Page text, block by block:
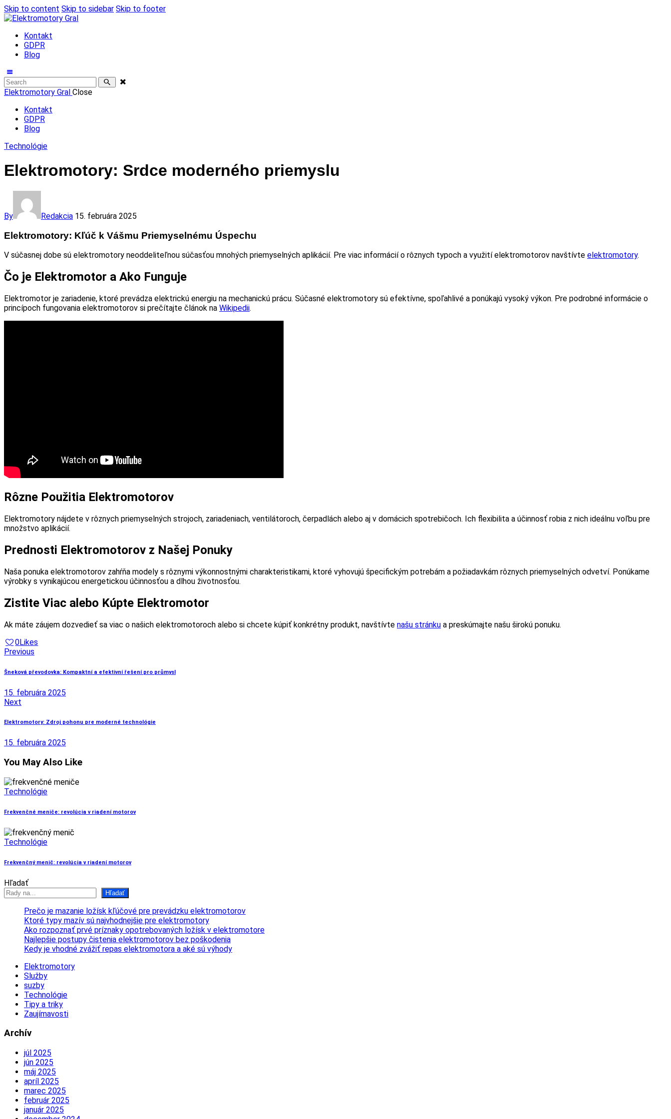
Skip to content Skip to sidebar Skip to footer
Kontakt
GDPR
Blog
Elektromotory Gral Close
Kontakt
GDPR
Blog
Technológie
Elektromotory: Srdce moderného priemyslu
By Redakcia 15. februára 2025
Elektromotory: Kľúč k Vášmu Priemyselnému Úspechu
V súčasnej dobe sú elektromotory neoddeliteľnou súčasťou mnohých priemyselných aplikácií. Pre viac informácií o rôznych typoch a využití elektromotorov navštívte elektromotory.
Čo je Elektromotor a Ako Funguje
Elektromotor je zariadenie, ktoré prevádza elektrickú energiu na mechanickú prácu. Súčasné elektromotory sú efektívne, spoľahlivé a ponúkajú vysoký výkon. Pre podrobné informácie o
princípoch fungovania elektromotorov si prečítajte článok na Wikipedii.
Rôzne Použitia Elektromotorov
Elektromotory nájdete v rôznych priemyselných strojoch, zariadeniach, ventilátoroch, čerpadlách alebo aj v domácich spotrebičoch. Ich flexibilita a účinnosť robia z nich ideálnu voľbu pre
množstvo aplikácií.
Prednosti Elektromotorov z Našej Ponuky
Naša ponuka elektromotorov zahŕňa modely s rôznymi výkonnostnými charakteristikami, ktoré vyhovujú špecifickým potrebám a požiadavkám rôznych priemyselných odvetví. Ponúkame
výrobky s vynikajúcou energetickou účinnosťou a dlhou životnosťou.
Zistite Viac alebo Kúpte Elektromotor
Ak máte záujem dozvedieť sa viac o našich elektromotoroch alebo si chcete kúpiť konkrétny produkt, navštívte našu stránku a preskúmajte našu širokú ponuku.
0Likes
Navigácia
v
Previous
Šneková převodovka: Kompaktní a efektivní řešení pro průmysl
15. februára 2025
Next
Elektromotory: Zdroj pohonu pre moderné technológie
15. februára 2025
You May Also Like
Technológie
Frekvenčné meniče: revolúcia v riadení motorov
Technológie
Frekvenčný menič: revolúcia v riadení motorov
Hľadať
Hľadať
Prečo je mazanie ložísk kľúčové pre prevádzku elektromotorov
Ktoré typy mazív sú najvhodnejšie pre elektromotory
Ako rozpoznať prvé príznaky opotrebovaných ložísk v elektromotore
Najlepšie postupy čistenia elektromotorov bez poškodenia
Kedy je vhodné zvážiť repas elektromotora a aké sú výhody
Elektromotory
Služby
suzby
Technológie
Tipy a triky
Zaujímavosti
Archív
júl 2025
jún 2025
máj 2025
apríl 2025
marec 2025
február 2025
január 2025